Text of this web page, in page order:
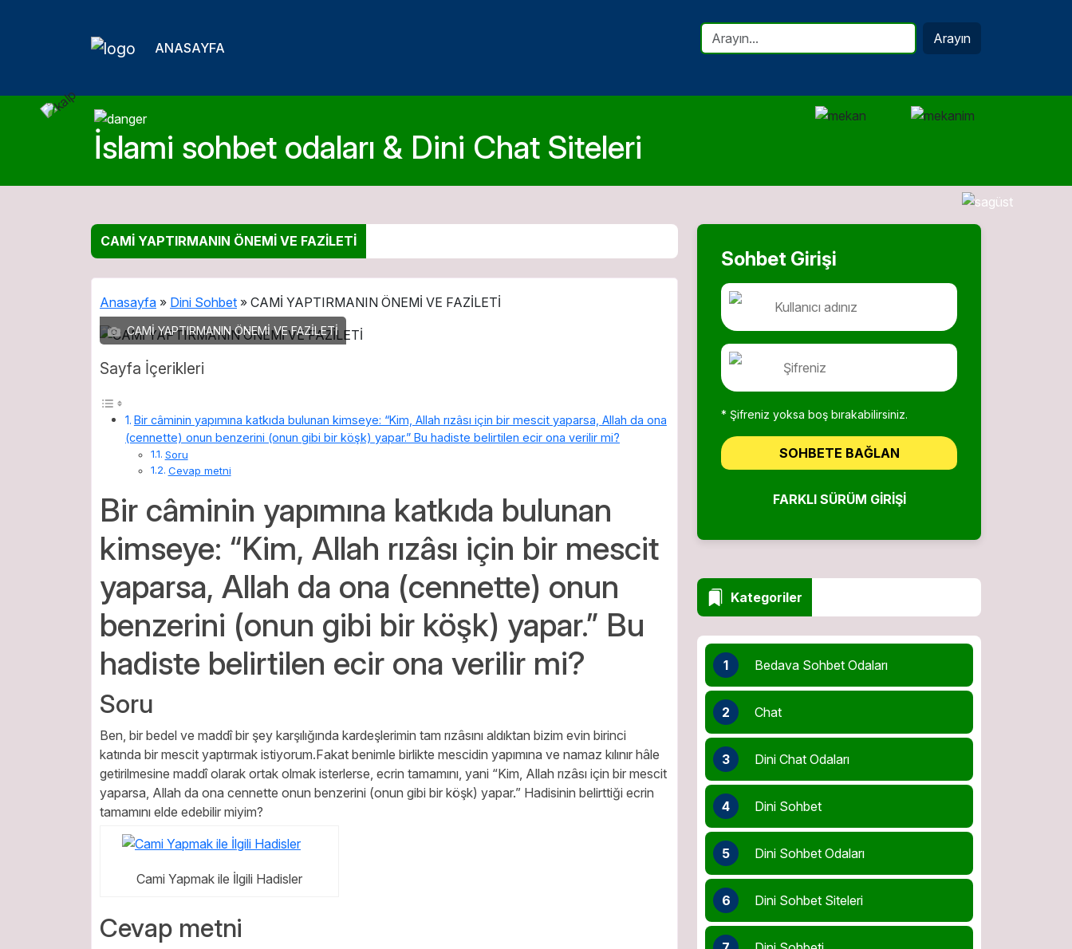
ANASAYFA
Arayın
İslami sohbet odaları & Dini Chat Siteleri
CAMİ YAPTIRMANIN ÖNEMİ VE FAZİLETİ
Anasayfa » Dini Sohbet » CAMİ YAPTIRMANIN ÖNEMİ VE FAZİLETİ
CAMİ YAPTIRMANIN ÖNEMİ VE FAZİLETİ
Sayfa İçerikleri
Bir câminin yapımına katkıda bulunan kimseye: “Kim, Allah rızâsı için bir mescit yaparsa, Allah da ona
(cennette) onun benzerini (onun gibi bir köşk) yapar.” Bu hadiste belirtilen ecir ona verilir mi?
Soru
Cevap metni
Bir câminin yapımına katkıda bulunan
kimseye: “Kim, Allah rızâsı için bir mescit
yaparsa, Allah da ona (cennette) onun
benzerini (onun gibi bir köşk) yapar.” Bu
hadiste belirtilen ecir ona verilir mi?
Soru
Ben, bir bedel ve maddî bir şey karşılığında kardeşlerimin tam rızâsını aldıktan bizim evin birinci
katında bir mescit yaptırmak istiyorum.Fakat benimle birlikte mescidin yapımına ve namaz kılınır hâle
getirilmesine maddî olarak ortak olmak isterlerse, ecrin tamamını, yani “Kim, Allah rızâsı için bir mescit
yaparsa, Allah da ona cennette onun benzerini (onun gibi bir köşk) yapar.” Hadisinin belirttiği ecrin
tamamını elde edebilir miyim?
Cami Yapmak ile İlgili Hadisler
Cevap metni
Sohbet Girişi
* Şifreniz yoksa boş bırakabilirsiniz.
SOHBETE BAĞLAN
FARKLI SÜRÜM GIRIŞI
Kategoriler
1 Bedava Sohbet Odaları
2 Chat
3 Dini Chat Odaları
4 Dini Sohbet
5 Dini Sohbet Odaları
6 Dini Sohbet Siteleri